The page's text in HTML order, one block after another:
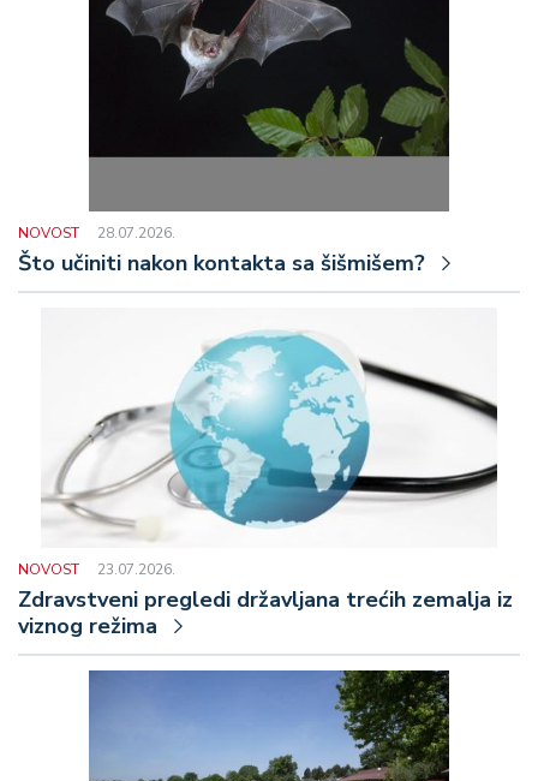
NOVOST 28.07.2026.
Što učiniti nakon kontakta sa šišmišem?
NOVOST 23.07.2026.
Zdravstveni pregledi državljana trećih zemalja iz
viznog režima